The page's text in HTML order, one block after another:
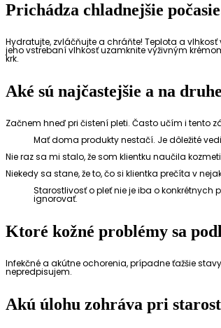
Prichádza chladnejšie
Hydratujte, zvláčňujte a chráňte! Teplota a
jeho vstrebaní vlhkosť uzamknite výživným
krk.
Aké sú najčastejšie a na
Začnem hneď pri čistení pleti. Často učím i tento
Mať doma produkty nestačí. Je dôležité
Nie raz sa mi stalo, že som klientku naučila
Niekedy sa stane, že to, čo si klientka prečíta v
Starostlivosť o pleť nie je iba o
ignorovať.
Ktoré kožné problémy sa
Infekčné a akútne ochorenia, prípadne ťažšie
nepredpisujem.
Akú úlohu zohráva pri